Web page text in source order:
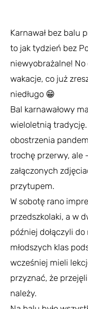
Karnawał bez balu
to jak tydzień bez
niewyobrażalne! No
wakacje, co już
niedługo 😁
Bal karnawałowy
wieloletnią
obostrzenia
trochę przerwy, ale
załączonych
przytupem.
W sobotę rano
przedszkolaki, a w
później dołączyli
młodszych klas
wcześniej mieli
przyznać, że
należy.